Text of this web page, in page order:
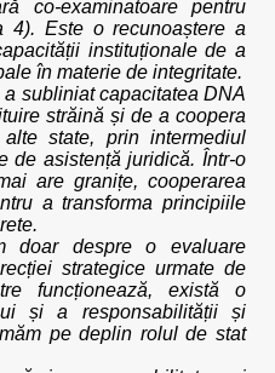
co-examinatoare pentru
4). Este o recunoaștere a
instituționale de a
în materie de integritate.
subliniat capacitatea DNA
străină și de a coopera
state, prin intermediul
de asistență juridică. Într-o
are granițe, cooperarea
a transforma principiile
doar despre o evaluare
strategice urmate de
funcționează, există o
și a responsabilității și
pe deplin rolul de stat